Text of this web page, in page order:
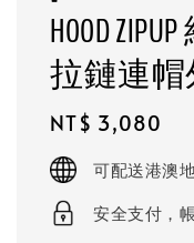
HOOD
拉鏈連
Regular
price
NT$ 3,080
可配送港澳
安全支付，